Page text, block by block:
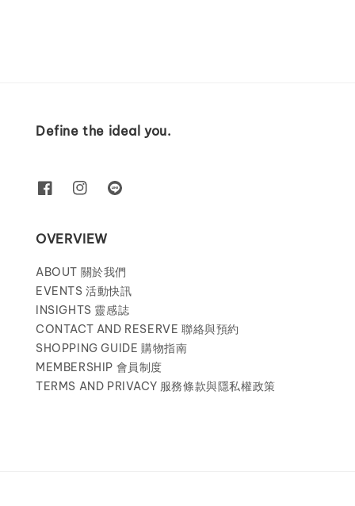
Define the ideal you.
OVERVIEW
ABOUT 關於我們
EVENTS 活動快訊
INSIGHTS 靈感誌
CONTACT AND RESERVE 聯絡與預約
SHOPPING GUIDE 購物指南
MEMBERSHIP 會員制度
TERMS AND PRIVACY 服務條款與隱私權政策